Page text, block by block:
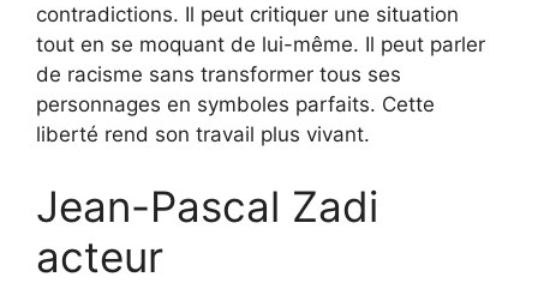
contradictions. Il peut critiquer une situation
tout en se moquant de lui-même. Il peut parler
de racisme sans transformer tous ses
personnages en symboles parfaits. Cette
liberté rend son travail plus vivant.
Jean-Pascal Zadi
acteur